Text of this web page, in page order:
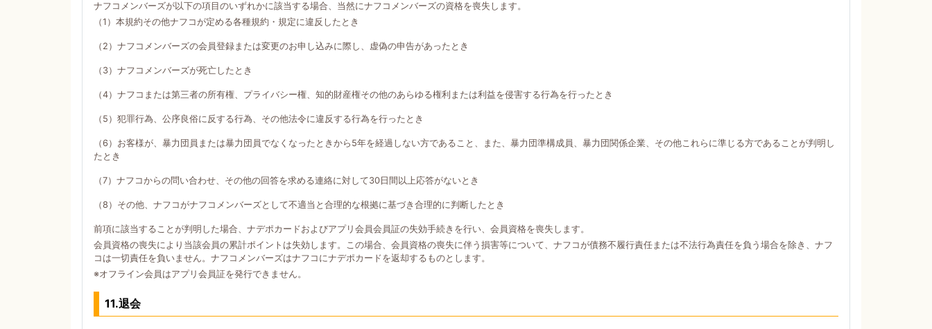
ナフコメンバーズが以下の項目のいずれかに該当する場合、当然にナフコメンバーズの資格を喪失します。
（1）本規約その他ナフコが定める各種規約・規定に違反したとき
（2）ナフコメンバーズの会員登録または変更のお申し込みに際し、虚偽の申告があったとき
（3）ナフコメンバーズが死亡したとき
（4）ナフコまたは第三者の所有権、プライバシー権、知的財産権その他のあらゆる権利または利益を侵害する行為を行ったとき
（5）犯罪行為、公序良俗に反する行為、その他法令に違反する行為を行ったとき
（6）お客様が、暴力団員または暴力団員でなくなったときから5年を経過しない方であること、また、暴力団準構成員、暴力団関係企業、その他これらに準じる方であることが判明し
たとき
（7）ナフコからの問い合わせ、その他の回答を求める連絡に対して30日間以上応答がないとき
（8）その他、ナフコがナフコメンバーズとして不適当と合理的な根拠に基づき合理的に判断したとき
前項に該当することが判明した場合、ナデポカードおよびアプリ会員会員証の失効手続きを行い、会員資格を喪失します。
会員資格の喪失により当該会員の累計ポイントは失効します。この場合、会員資格の喪失に伴う損害等について、ナフコが債務不履行責任または不法行為責任を負う場合を除き、ナフ
コは一切責任を負いません。ナフコメンバーズはナフコにナデポカードを返却するものとします。
※オフライン会員はアプリ会員証を発行できません。
11.退会